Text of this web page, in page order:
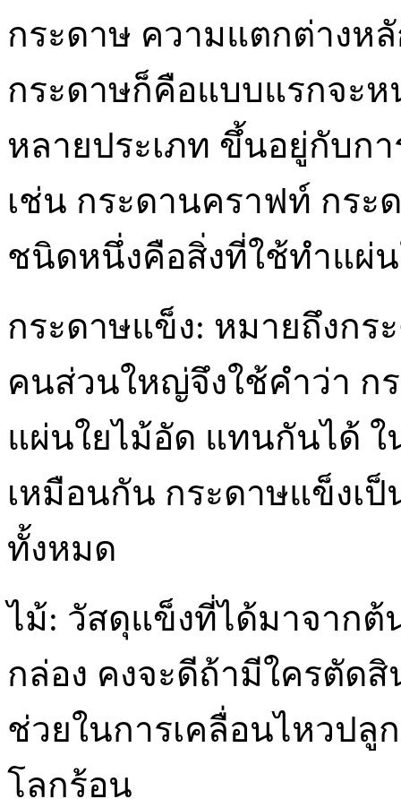
กระดาษ ความแตกต่างห
กระดาษก็คือแบบแรกจะ
หลายประเภท ขึ้นอยู่กับก
เช่น กระดานคราฟท์ กระ
ชนิดหนึ่งคือสิ่งที่ใช้ทำแผ่
กระดาษแข็ง: หมายถึงกร
คนส่วนใหญ่จึงใช้คำว่า ก
แผ่นใยไม้อัด แทนกันได้ ใ
เหมือนกัน กระดาษแข็งเ
ทั้งหมด
ไม้: วัสดุแข็งที่ได้มาจากต้
กล่อง คงจะดีถ้ามีใครตัดสิ
ช่วยในการเคลื่อนไหวปลู
โลกร้อน